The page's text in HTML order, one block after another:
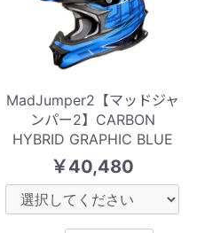
MadJumper2【マッドジャ
ンパー2】CARBON
HYBRID GRAPHIC BLUE
￥40,480